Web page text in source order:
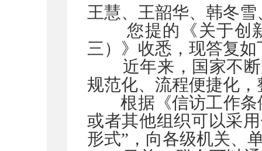
王慧、王韶华、韩冬
您提的《关于创新
三）》收悉，现答复如
近年来，国家不断
规范化、流程便捷化
根据《信访工作条
或者其他组织可以采
形式”，向各级机关、